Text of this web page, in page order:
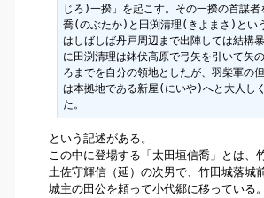
じろ)一揆」を起こす。その一揆の首謀者
喬(のぶたか)と田渕清理(きよまさ)とい
はしばしば丹戸周辺まで出陣しては結構
に田渕清理は鉢伏高原で弓矢を引いて矢
ろまでを自分の領地としたが、羽柴軍の
は本拠地である新屋(にいや)へと大人し
た。
という記述がある。
この中に登場する「太田垣信喬」とは、
土佐守輝信（延）の次男で、竹田城落城
城主の田公を頼って小代郷に移っている